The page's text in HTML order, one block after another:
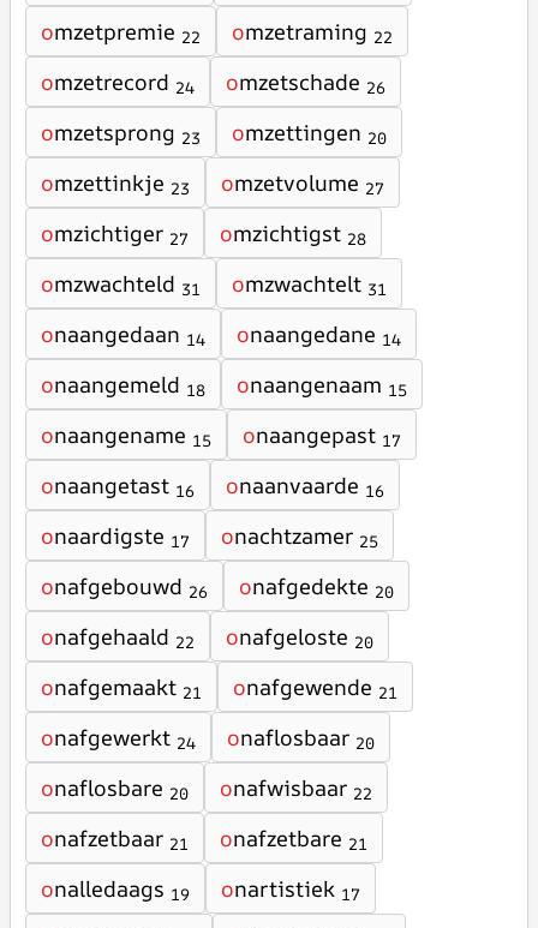
omzetpremie 22 omzetraming 22
omzetrecord 24 omzetschade 26
omzetsprong 23 omzettingen 20
omzettinkje 23 omzetvolume 27
omzichtiger 27 omzichtigst 28
omzwachteld 31 omzwachtelt 31
onaangedaan 14 onaangedane 14
onaangemeld 18 onaangenaam 15
onaangename 15 onaangepast 17
onaangetast 16 onaanvaarde 16
onaardigste 17 onachtzamer 25
onafgebouwd 26 onafgedekte 20
onafgehaald 22 onafgeloste 20
onafgemaakt 21 onafgewende 21
onafgewerkt 24 onaflosbaar 20
onaflosbare 20 onafwisbaar 22
onafzetbaar 21 onafzetbare 21
onalledaags 19 onartistiek 17